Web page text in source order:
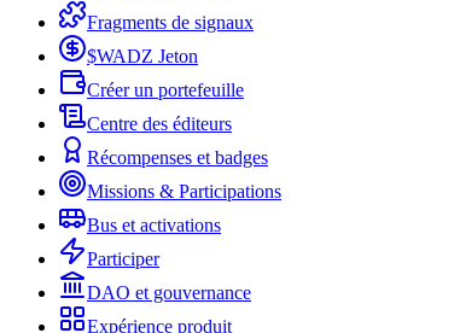
Fragments de signaux
$WADZ Jeton
Créer un portefeuille
Centre des éditeurs
Récompenses et badges
Missions & Participations
Bus et activations
Participer
DAO et gouvernance
Expérience produit